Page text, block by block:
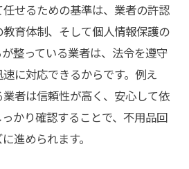
買取サービス併用の利点紹介
用品回収で得する方法とは
買取利用で費用節約を実現
応の不用品回収活用ポイント
買取サービス選びのコツ
不用品回収業者の特徴とは
せるための基準は、業者の許認
育体制、そして個人情報保護の
整っている業者は、法令を遵守
に対応できるからです。例え
者は信頼性が高く、安心して依
かり確認することで、不用品回
進められます。